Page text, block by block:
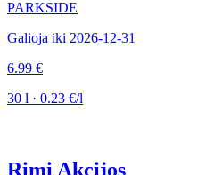
PARKSIDE
Galioja iki 2026-12-31
6.99 €
30 l · 0.23 €/l
Rimi Akcijos